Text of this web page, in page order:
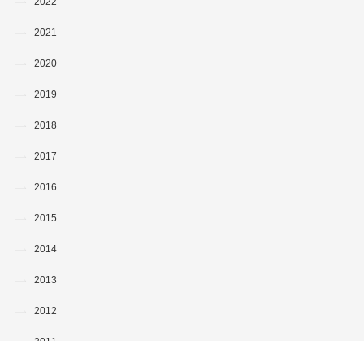
2021
2020
2019
2018
2017
2016
2015
2014
2013
2012